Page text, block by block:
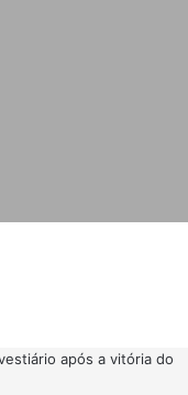
após a vitória do